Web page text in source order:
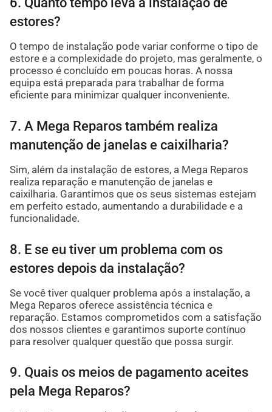
estores?
O tempo de instalação pode variar conforme o tipo de
estore e a complexidade do projeto, mas geralmente, o
processo é concluído em poucas horas. A nossa
equipa está preparada para trabalhar de forma
eficiente para minimizar qualquer inconveniente.
7. A Mega Reparos também realiza
manutenção de janelas e caixilharia?
Sim, além da instalação de estores, a Mega Reparos
realiza reparação e manutenção de janelas e
caixilharia. Garantimos que os seus sistemas estejam
em perfeito estado, aumentando a durabilidade e a
funcionalidade.
8. E se eu tiver um problema com os
estores depois da instalação?
Se você tiver qualquer problema após a instalação, a
Mega Reparos oferece assistência técnica e
reparação. Estamos comprometidos com a satisfação
dos nossos clientes e garantimos suporte contínuo
para resolver qualquer questão que possa surgir.
9. Quais os meios de pagamento aceites
pela Mega Reparos?